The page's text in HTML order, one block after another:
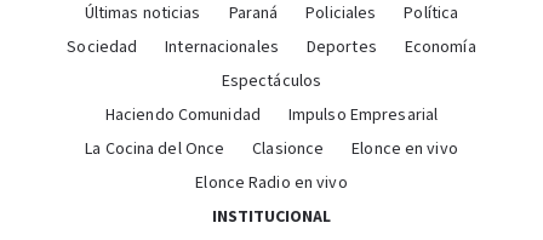
Últimas noticias Paraná Policiales
Política
Sociedad
Internacionales Deportes
Economía
Espectáculos
Haciendo Comunidad
Impulso Empresarial
La Cocina del Once
Clasionce
Elonce en vivo
Elonce Radio en vivo
INSTITUCIONAL